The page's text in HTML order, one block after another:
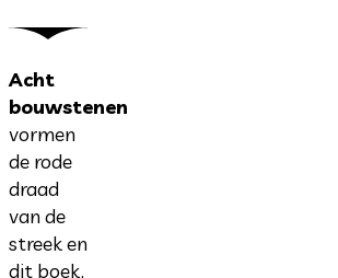
Acht
bouwstenen
vormen
de rode
draad
van de
streek en
dit boek,